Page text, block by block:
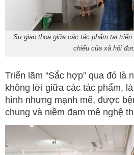
Sự giao thoa giữa các tác phẩm tại
chiếu của xã hội
Triển lãm “Sắc hợp” qua đó là
không lời giữa các tác phẩm,
hình nhưng mạnh mẽ, được
chung và niềm đam mê nghệ